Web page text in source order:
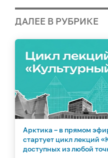
ДАЛЕЕ В РУБРИКЕ
Арктика – в прямом
стартует цикл лекций
доступных из любой